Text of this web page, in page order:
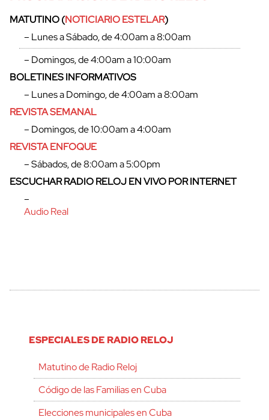
cerrar
MATUTINO (NOTICIARIO ESTELAR)
– Lunes a Sábado, de 4:00am a 8:00am
– Domingos, de 4:00am a 10:00am
BOLETINES INFORMATIVOS
– Lunes a Domingo, de 4:00am a 8:00am
REVISTA SEMANAL
– Domingos, de 10:00am a 4:00am
REVISTA ENFOQUE
– Sábados, de 8:00am a 5:00pm
ESCUCHAR RADIO RELOJ EN VIVO POR INTERNET
–
Audio Real
ESPECIALES DE RADIO RELOJ
Matutino de Radio Reloj
Código de las Familias en Cuba
Elecciones municipales en Cuba